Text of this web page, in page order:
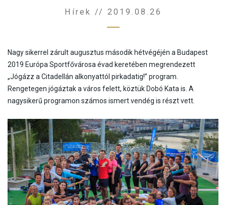
KÉPVISELETEK
HTCC BELGIUM
HTCC DÉL-AFRIKA
HTCC EGYESÜLT ARAB EMÍRSÉGEK
HTCC ETIÓPIA
HTCC GABON
HTCC GAMBIA
HTCC INDIA
HTCC KAMBODZSA
HTCC KÍNA
HTCC LÍBIA
HTCC MALAWI
HTCC MAROKKÓ
HTCC MONGÓLIA
HTCC NIGÉRIA
PARTNEREK
Hírek // 2019.08.26
Nagy sikerrel zárult augusztus második hétvégéjén a Budapest
2019 Európa Sportfővárosa évad keretében megrendezett
„Jógázz a Citadellán alkonyattól pirkadatig!” program.
Rengetegen jógáztak a város felett, köztük Dobó Kata is. A
nagysikerű programon számos ismert vendég is részt vett.